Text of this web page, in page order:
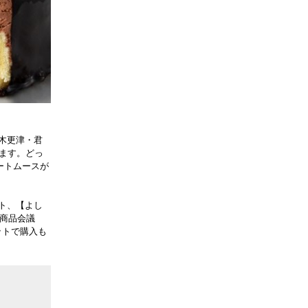
更津・君
す。どっ
トムースが
、【よし
品会議
で購入も